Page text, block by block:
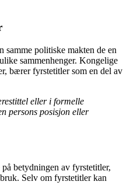
samme politiske makten de en
sammenhenger. Kongelige
bærer fyrstetitler som en del av
eller i formelle
persons posisjon eller
betydningen av fyrstetitler,
Selv om fyrstetitler kan